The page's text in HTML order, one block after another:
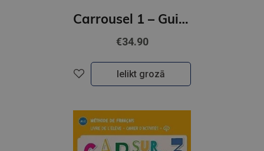
Carrousel 1 – Guide pedagogique
€34.90
Ielikt grozā